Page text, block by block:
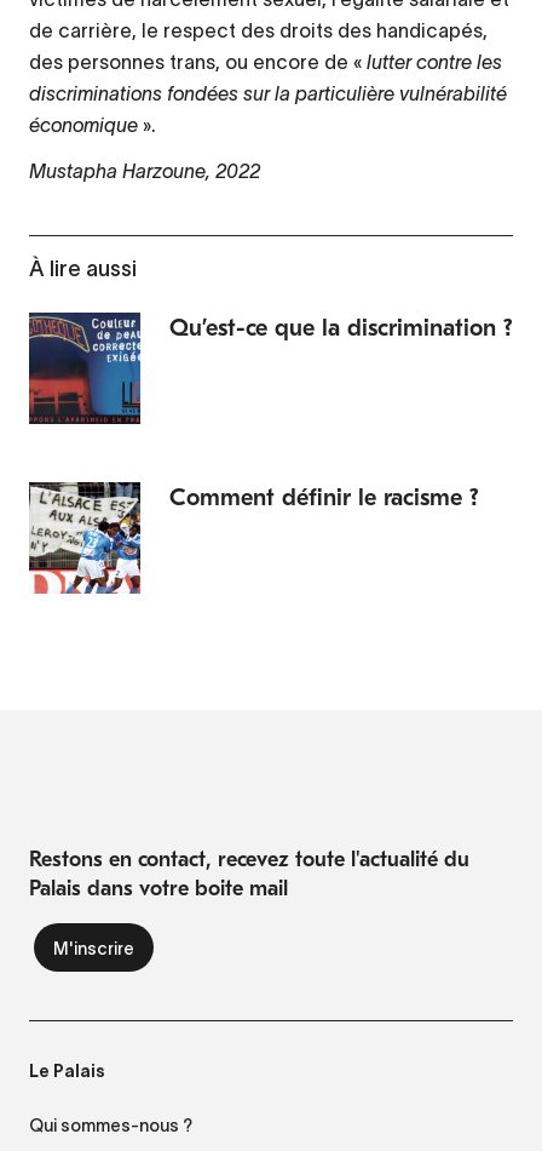
de carrière, le respect des droits des handicapés,
des personnes trans, ou encore de « lutter contre les
discriminations fondées sur la particulière vulnérabilité
économique ».
Mustapha Harzoune, 2022
À lire aussi
Qu’est-ce que la discrimination ?
Comment définir le racisme ?
Restons en contact, recevez toute l'actualité du
Palais dans votre boite mail
Le Palais
Qui sommes-nous ?